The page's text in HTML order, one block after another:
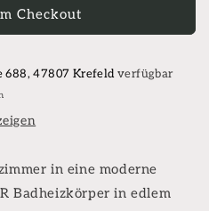
Checkout
688, 47807 Krefeldverfügbar
in eine moderne
Badheizkörper in edlem